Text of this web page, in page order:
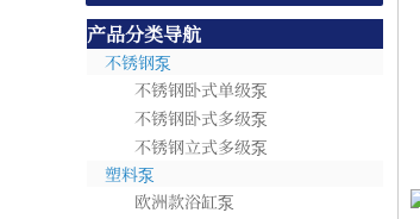
产品分类导航
不锈钢泵
不锈钢卧式单级泵
不锈钢卧式多级泵
不锈钢立式多级泵
塑料泵
欧洲款浴缸泵